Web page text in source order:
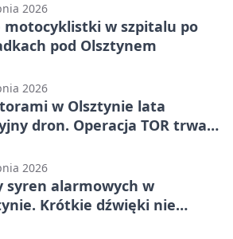
2026
motocyklistki w szpitalu po
pod Olsztynem
2026
w Olsztynie lata
dron. Operacja TOR trwa
2026
syren alarmowych w
Krótkie dźwięki nie